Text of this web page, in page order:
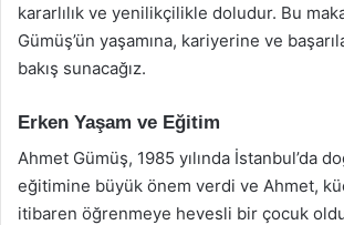
kararlılık ve yenilikçilikle doludur. Bu
Gümüş’ün yaşamına, kariyerine ve
bakış sunacağız.
Erken Yaşam ve Eğitim
Ahmet Gümüş, 1985 yılında İstanbul’da
eğitimine büyük önem verdi ve Ahmet,
itibaren öğrenmeye hevesli bir çocuk